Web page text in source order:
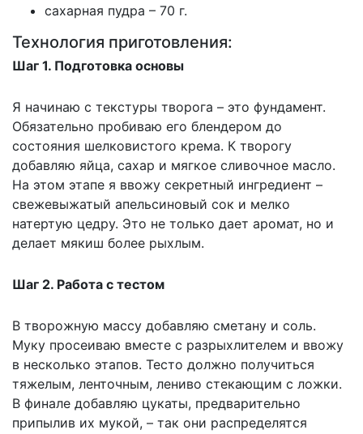
сахарная пудра – 70 г.
Технология приготовления:
Шаг 1. Подготовка основы
Я начинаю с текстуры творога – это фундамент.
Обязательно пробиваю его блендером до
состояния шелковистого крема. К творогу
добавляю яйца, сахар и мягкое сливочное масло.
На этом этапе я ввожу секретный ингредиент –
свежевыжатый апельсиновый сок и мелко
натертую цедру. Это не только дает аромат, но и
делает мякиш более рыхлым.
Шаг 2. Работа с тестом
В творожную массу добавляю сметану и соль.
Муку просеиваю вместе с разрыхлителем и ввожу
в несколько этапов. Тесто должно получиться
тяжелым, ленточным, лениво стекающим с ложки.
В финале добавляю цукаты, предварительно
припылив их мукой, – так они распределятся